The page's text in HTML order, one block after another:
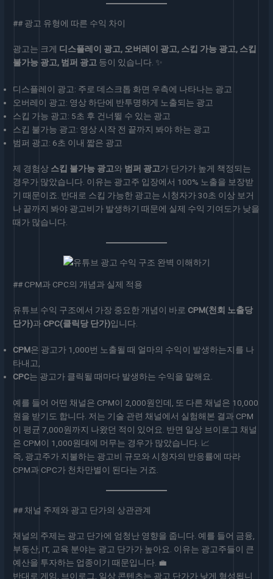
## 광고 유형에 따른 수익 차이
광고는 크게 디스플레이 광고, 오버레이 광고, 스킵 가능 광고, 스킵
불가능 광고, 범퍼 광고 등이 있습니다. ✨
디스플레이 광고: 주로 데스크톱 화면 우측에 나타나는 광고
오버레이 광고: 영상 하단에 반투명하게 노출되는 광고
스킵 가능 광고: 5초 후 건너뛸 수 있는 광고
스킵 불가능 광고: 영상 시작 전 끝까지 봐야 하는 광고
범퍼 광고: 6초 이내 짧은 광고
제 경험상 스킵 불가능 광고와 범퍼 광고가 단가가 높게 책정되는
경우가 많았습니다. 이유는 광고주 입장에서 100% 노출을 보장받
기 때문이죠. 반대로 스킵 가능한 광고는 시청자가 30초 이상 보거
나 끝까지 봐야 광고비가 발생하기 때문에 실제 수익 기여도가 낮을
때가 많습니다.
## CPM과 CPC의 개념과 실제 적용
유튜브 수익 구조에서 가장 중요한 개념이 바로 CPM(천회 노출당
단가)과 CPC(클릭당 단가)입니다.
CPM은 광고가 1,000번 노출될 때 얼마의 수익이 발생하는지를 나
타내고,
CPC는 광고가 클릭될 때마다 발생하는 수익을 말해요.
예를 들어 어떤 채널은 CPM이 2,000원인데, 또 다른 채널은 10,000
원을 받기도 합니다. 저는 기술 관련 채널에서 실험해본 결과 CPM
이 평균 7,000원까지 나왔던 적이 있어요. 반면 일상 브이로그 채널
은 CPM이 1,000원대에 머무는 경우가 많았습니다. 📈
즉, 광고주가 지불하는 광고비 규모와 시청자의 반응률에 따라
CPM과 CPC가 천차만별이 된다는 거죠.
## 채널 주제와 광고 단가의 상관관계
채널의 주제는 광고 단가에 엄청난 영향을 줍니다. 예를 들어 금융,
부동산, IT, 교육 분야는 광고 단가가 높아요. 이유는 광고주들이 큰
예산을 투자하는 업종이기 때문입니다. 💼
반대로 게임, 브이로그, 일상 콘텐츠는 광고 단가가 낮게 형성됩니